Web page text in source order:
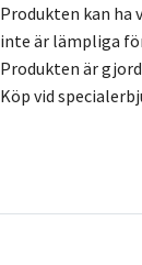
Produkten kan ha
inte är lämpliga
Produkten är
Köp vid